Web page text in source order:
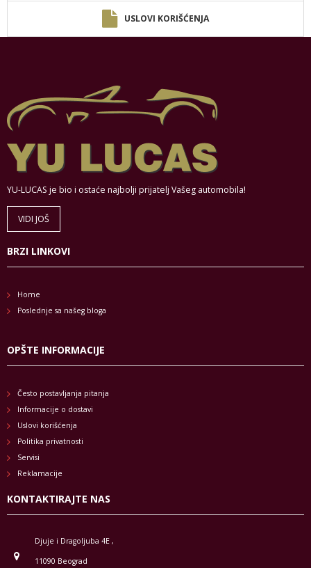
USLOVI KORIŠĆENJA
YU-LUCAS je bio i ostaće najbolji prijatelj Vašeg automobila!
VIDI JOŠ
BRZI LINKOVI
Home
Poslednje sa našeg bloga
OPŠTE INFORMACIJE
Često postavljanja pitanja
Informacije o dostavi
Uslovi korišćenja
Politika privatnosti
Servisi
Reklamacije
KONTAKTIRAJTE NAS
Djuje i Dragoljuba 4E ,
11090 Beograd